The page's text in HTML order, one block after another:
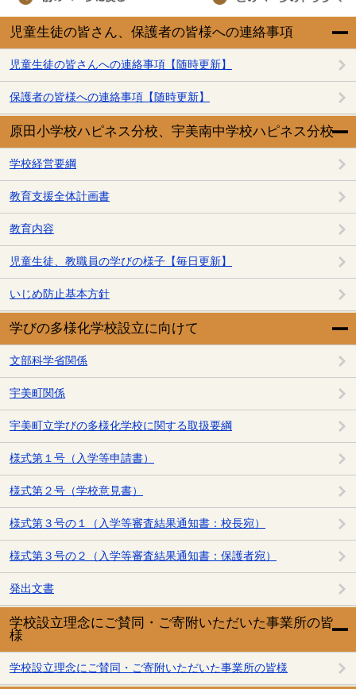
児童生徒の皆さん、保護者の皆様への連絡事項
児童生徒の皆さんへの連絡事項【随時更新】
保護者の皆様への連絡事項【随時更新】
原田小学校ハピネス分校、宇美南中学校ハピネス分校
学校経営要綱
教育支援全体計画書
教育内容
児童生徒、教職員の学びの様子【毎日更新】
いじめ防止基本方針
学びの多様化学校設立に向けて
文部科学省関係
宇美町関係
宇美町立学びの多様化学校に関する取扱要綱
様式第１号（入学等申請書）
様式第２号（学校意見書）
様式第３号の１（入学等審査結果通知書：校長宛）
様式第３号の２（入学等審査結果通知書：保護者宛）
発出文書
学校設立理念にご賛同・ご寄附いただいた事業所の皆
様
学校設立理念にご賛同・ご寄附いただいた事業所の皆様